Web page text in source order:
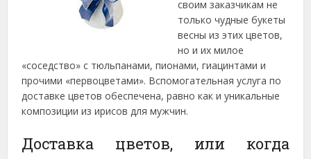
своим заказчикам не
только чудные букеты
весны из этих цветов,
но и их милое
«соседство» с тюльпанами, пионами, гиацинтами и
прочими «первоцветами». Вспомогательная услуга по
доставке цветов обеспечена, равно как и уникальные
композиции из ирисов для мужчин.
Доставка цветов, или когда